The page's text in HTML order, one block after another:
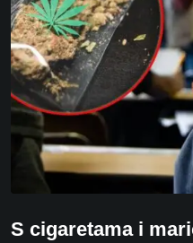
S cigaretama i